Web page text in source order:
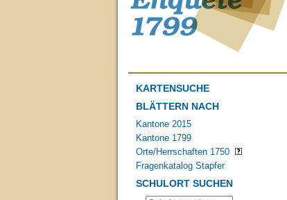
KARTENSUCHE
BLÄTTERN NACH
Kantone 2015
Kantone 1799
Orte/Herrschaften 1750
Fragenkatalog Stapfer
SCHULORT SUCHEN